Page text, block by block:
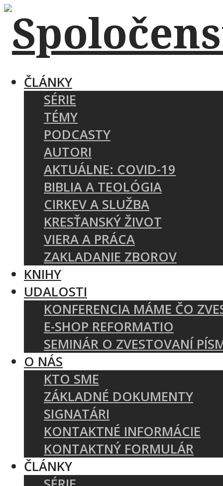
ČLÁNKY
SÉRIE
TÉMY
PODCASTY
AUTORI
AKTUÁLNE: COVID-19
BIBLIA A TEOLÓGIA
CIRKEV A SLUŽBA
KRESŤANSKÝ ŽIVOT
VIERA A PRÁCA
ZAKLADANIE ZBOROV
KNIHY
UDALOSTI
KONFERENCIA MÁME ČO
E-SHOP REFORMATIO
SEMINÁR O ZVESTOVANÍ
O NÁS
KTO SME
ZÁKLADNÉ DOKUMENTY
SIGNATÁRI
KONTAKTNÉ INFORMÁCIE
KONTAKTNÝ FORMULÁR
ČLÁNKY